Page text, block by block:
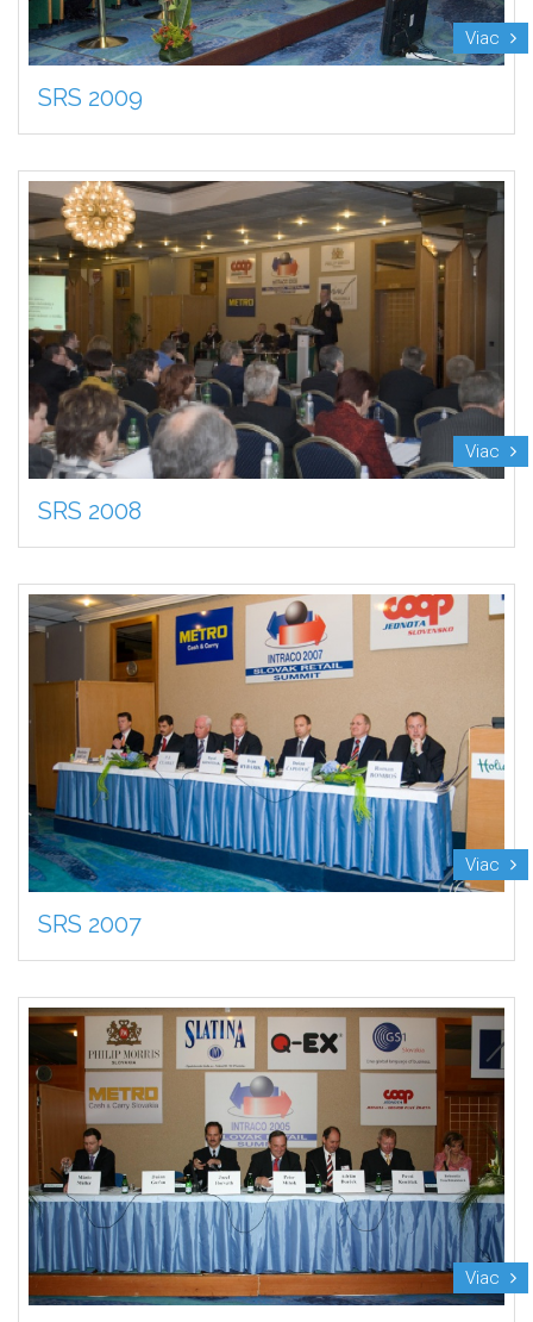
Viac
SRS 2009
Viac
SRS 2008
Viac
SRS 2007
Viac